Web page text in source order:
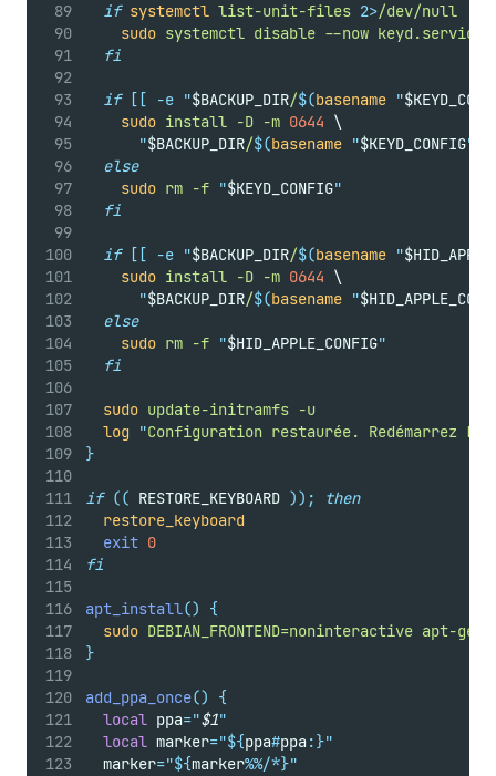
if systemctl list-unit-files 2>/dev/null
sudo systemctl disable --now keyd.service
fi
if [[ -e "$BACKUP_DIR/$(basename "
sudo install -D -m 0644 \
"$BACKUP_DIR/$(basename "$KEYD_CONFIG")
else
sudo rm -f "$KEYD_CONFIG"
fi
if [[ -e "$BACKUP_DIR/$(basename "
sudo install -D -m 0644 \
"$BACKUP_DIR/$(basename "
else
sudo rm -f "$HID_APPLE_CONFIG"
fi
sudo update-initramfs -u
log
"Configuration restaurée. Redémarrez
}
if (( RESTORE_KEYBOARD ));
then
restore_keyboard
exit 0
fi
apt_install()
{
sudo DEBIAN_FRONTEND=noninteractive apt-get
}
add_ppa_once()
{
local ppa="$1"
local marker="${ppa#ppa:}"
  marker
="${marker%%/*}"